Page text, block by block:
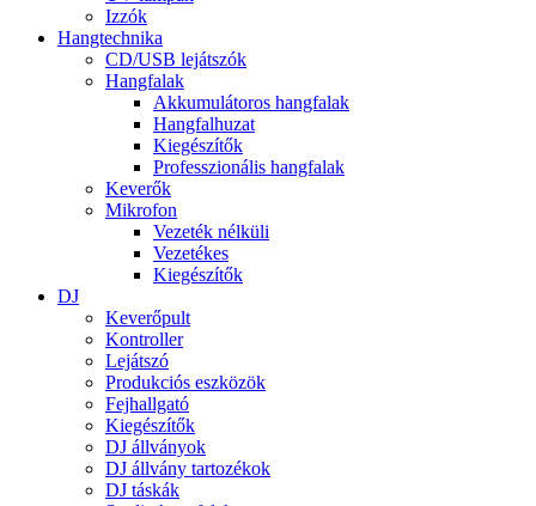
Izzók
Hangtechnika
CD/USB lejátszók
Hangfalak
Akkumulátoros hangfalak
Hangfalhuzat
Kiegészítők
Professzionális hangfalak
Keverők
Mikrofon
Vezeték nélküli
Vezetékes
Kiegészítők
DJ
Keverőpult
Kontroller
Lejátszó
Produkciós eszközök
Fejhallgató
Kiegészítők
DJ állványok
DJ állvány tartozékok
DJ táskák